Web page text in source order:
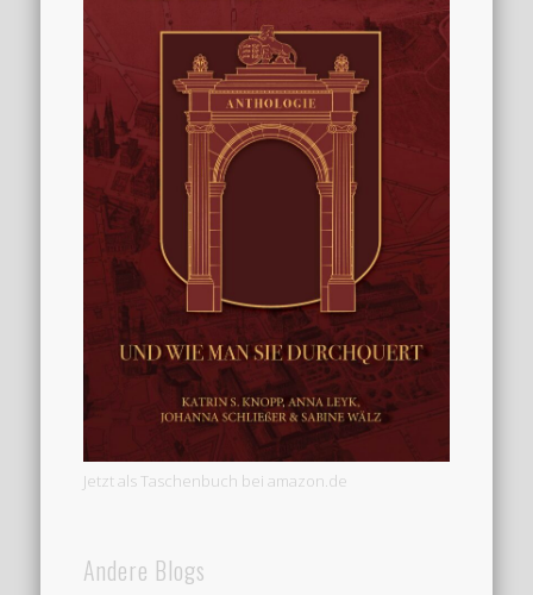
Jetzt als Taschenbuch bei amazon.de
Andere Blogs